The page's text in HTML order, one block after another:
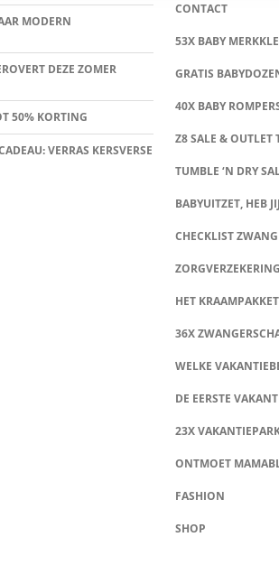
MODERN
DEZE ZOMER
50% KORTING
VERRAS KERSVERSE
CONTACT
53X BABY
GRATIS
40X BABY
Z8 SALE & OUTLET
TUMBLE ‘N DRY
BABYUITZET, HEB
CHECKLIST
HET KRAAMPAKKET
36X
WELKE
DE EERSTE
23X
ONTMOET
FASHION
SHOP